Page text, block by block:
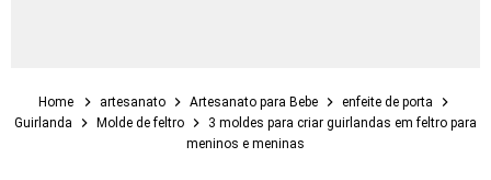
Home artesanato Artesanato para Bebe
enfeite de porta
Guirlanda
Molde de feltro
3 moldes para criar guirlandas em feltro para
meninos e meninas